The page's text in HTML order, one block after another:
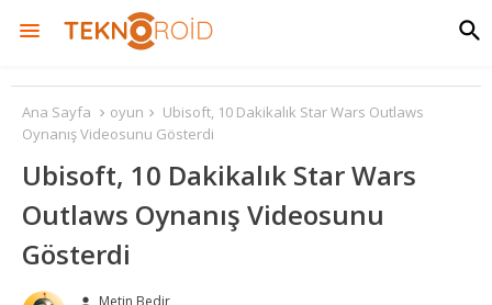
Ana Sayfa oyun
Ubisoft, 10 Dakikalık Star Wars Outlaws
Oynanış Videosunu Gösterdi
Ubisoft, 10 Dakikalık Star Wars
Outlaws Oynanış Videosunu
Gösterdi
Metin Bedir